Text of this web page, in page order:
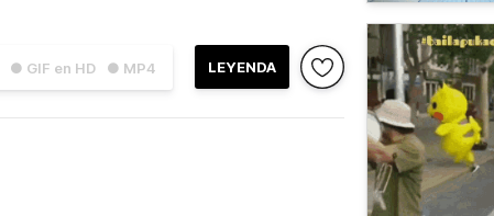
● GIF en HD ● MP4 LEYENDA